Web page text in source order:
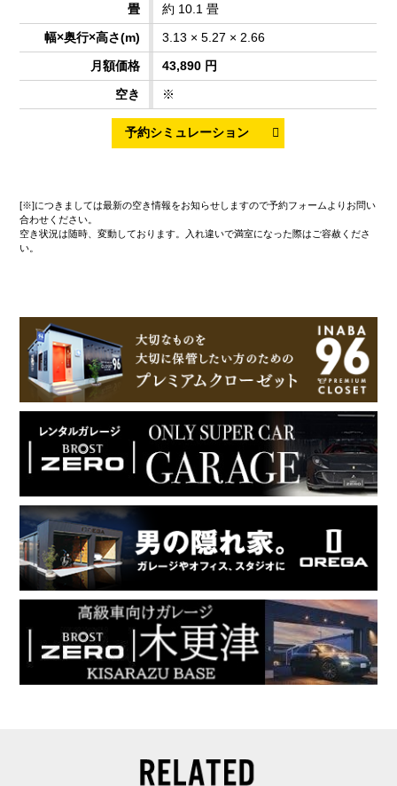
約 10.1 畳
3.13 × 5.27 × 2.66
43,890 円
※
[※]につきましては最新の空き情報をお知らせしますので予約フォームよりお問い
合わせください。
空き状況は随時、変動しております。入れ違いで満室になった際はご容赦くださ
い。